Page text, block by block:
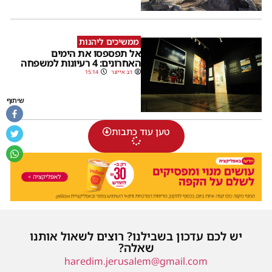
ממשיכים ליהנות
אל תפספסו את הימים
האחרונים: 4 רעיונות למשפחה
דב אייזנר 15:14
טען עוד כתבות
יש לכם עדכון בשבילנו? רוצים לשאול אותנו
שאלה?
haredim.jerusalem@gmail.com
שיתוף